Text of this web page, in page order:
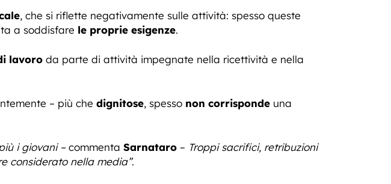
, che si riflette negativamente sulle attività: spesso queste
a soddisfare le proprie esigenze.
lavoro da parte di attività impegnate nella ricettività e nella
– più che dignitose, spesso non corrisponde una
i giovani – commenta Sarnataro – Troppi sacrifici, retribuzioni
considerato nella media”.